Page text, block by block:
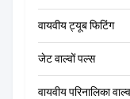
वायवीय ट्यूब फिटिंग
जेट वाल्वों पल्स
वायवीय परिनालिका वाल्व